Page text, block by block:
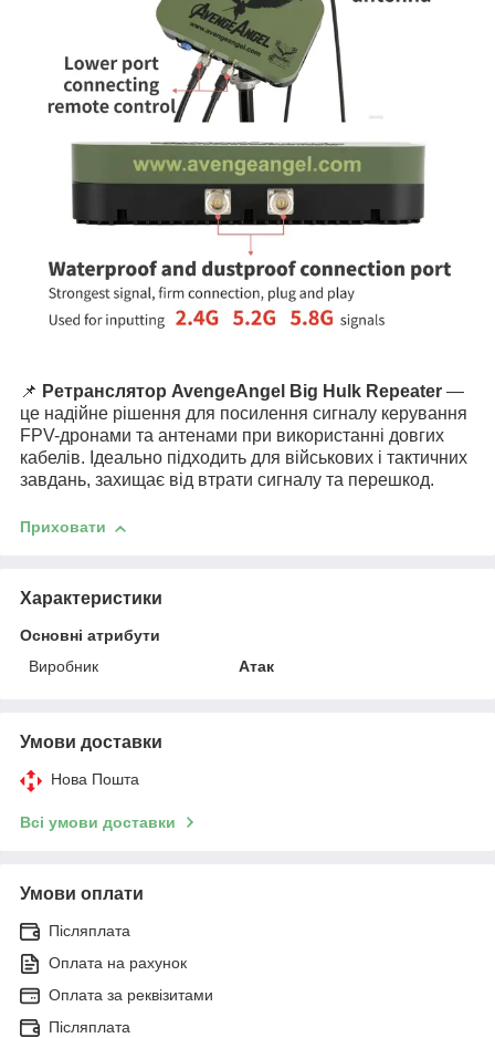
📌 Ретранслятор AvengeAngel Big Hulk Repeater —
це надійне рішення для посилення сигналу керування
FPV-дронами та антенами при використанні довгих
кабелів. Ідеально підходить для військових і тактичних
завдань, захищає від втрати сигналу та перешкод.
Приховати
Характеристики
Основні атрибути
Виробник
Атак
Умови доставки
Нова Пошта
Всі умови доставки
Умови оплати
Післяплата
Оплата на рахунок
Оплата за реквізитами
Післяплата